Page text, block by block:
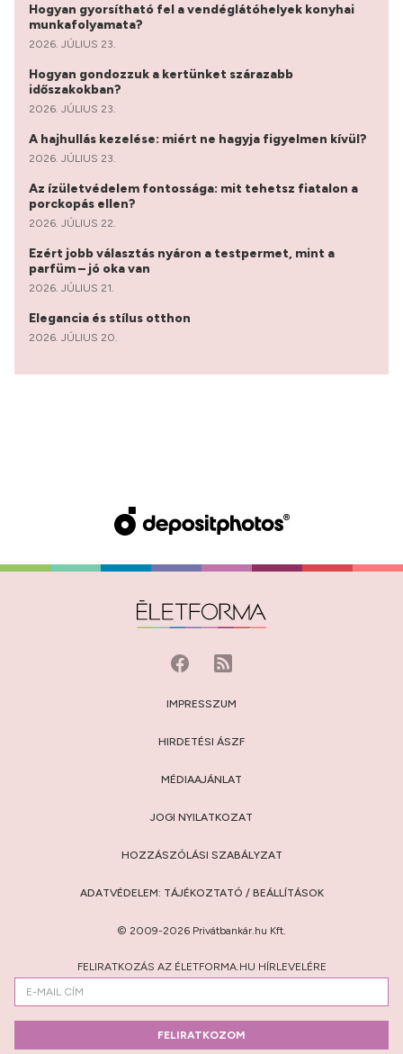
Hogyan gyorsítható fel a vendéglátóhelyek konyhai
munkafolyamata?
2026. JÚLIUS 23.
Hogyan gondozzuk a kertünket szárazabb
időszakokban?
2026. JÚLIUS 23.
A hajhullás kezelése: miért ne hagyja figyelmen kívül?
2026. JÚLIUS 23.
Az ízületvédelem fontossága: mit tehetsz fiatalon a
porckopás ellen?
2026. JÚLIUS 22.
Ezért jobb választás nyáron a testpermet, mint a
parfüm – jó oka van
2026. JÚLIUS 21.
Elegancia és stílus otthon
2026. JÚLIUS 20.
IMPRESSZUM
HIRDETÉSI ÁSZF
MÉDIAAJÁNLAT
JOGI NYILATKOZAT
HOZZÁSZÓLÁSI SZABÁLYZAT
ADATVÉDELEM: TÁJÉKOZTATÓ / BEÁLLÍTÁSOK
© 2009-2026 Privátbankár.hu Kft.
FELIRATKOZÁS AZ ÉLETFORMA.HU HÍRLEVELÉRE
FELIRATKOZOM